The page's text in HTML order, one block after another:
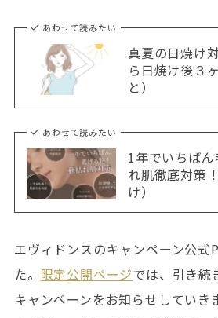
あわせて読みたい
真夏の日焼け
ら日焼け後３
と）
あわせて読みたい
1年でいちば
れ肌徹底対策
け）
エヴィドンスのキャンペーン公式
た。 限定公開ページでは、引き
キャンペーンをお知らせしていき